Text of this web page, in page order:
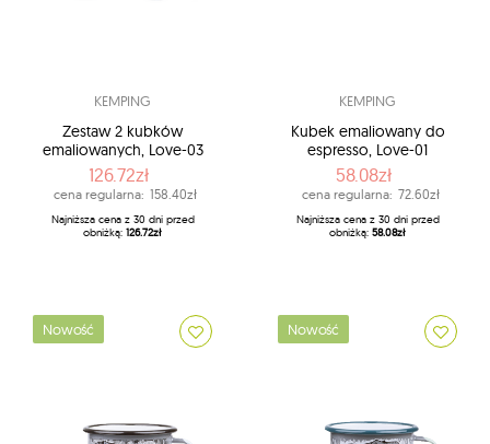
KEMPING
Zestaw 2 kubków
emaliowanych, Love-03
126.72zł
cena regularna: 158.40zł
Najniższa cena z 30 dni przed
obniżką: 126.72zł
KEMPING
Kubek emaliowany do
espresso, Love-01
58.08zł
cena regularna: 72.60zł
Najniższa cena z 30 dni przed
obniżką: 58.08zł
Nowość Nowość